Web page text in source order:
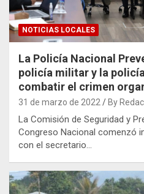
NOTICIAS LOCALES
La Policía Nacional
policía militar y la
combatir el crimen
31 de marzo de 2022 By
La Comisión de Seguridad y
Congreso Nacional comenzó
con el secretario…